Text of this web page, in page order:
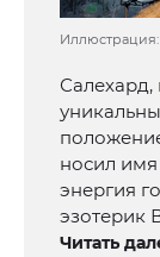
носил
энергия
эзотерик
Читать